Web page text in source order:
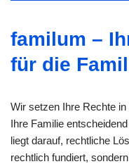
familum –
für die
Wir setzen Ihre Rechte
Ihre Familie
liegt darauf, rechtliche
rechtlich fundiert,